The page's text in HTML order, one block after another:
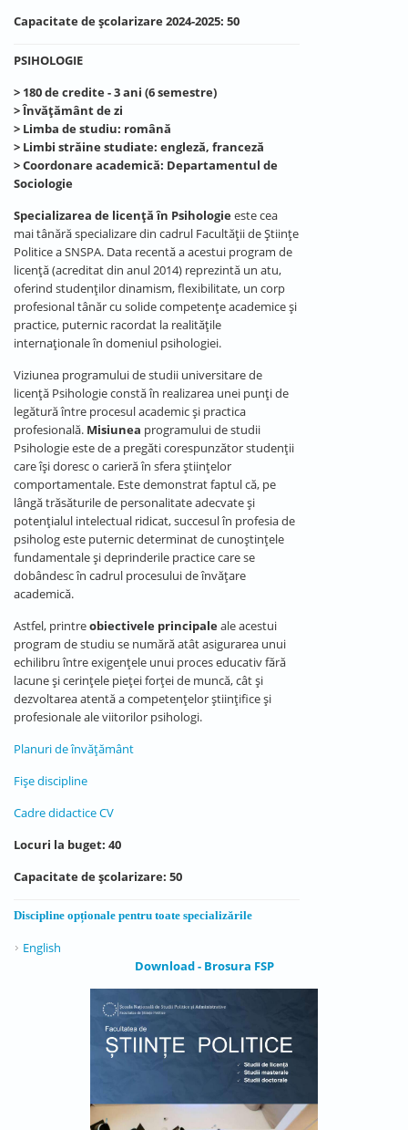
Capacitate de școlarizare 2024-2025: 50
PSIHOLOGIE
> 180 de credite - 3 ani (6 semestre)
> Învățământ de zi
> Limba de studiu: română
> Limbi străine studiate: engleză, franceză
> Coordonare academică: Departamentul de
Sociologie
Specializarea de licență în Psihologieeste cea
mai tânără specializare din cadrul Facultății de Științe
Politice a SNSPA. Data recentă a acestui program de
licență (acreditat din anul 2014) reprezintă un atu,
oferind studenților dinamism, flexibilitate, un corp
profesional tânăr cu solide competențe academice și
practice, puternic racordat la realitățile
internaționale în domeniul psihologiei.
Viziunea programului de studii universitare de
licență Psihologie constă în realizarea unei punți de
legătură între procesul academic și practica
profesională. Misiunea programului de studii
Psihologie este de a pregăti corespunzător studenții
care își doresc o carieră în sfera științelor
comportamentale. Este demonstrat faptul că, pe
lângă trăsăturile de personalitate adecvate și
potențialul intelectual ridicat, succesul în profesia de
psiholog este puternic determinat de cunoștințele
fundamentale și deprinderile practice care se
dobândesc în cadrul procesului de învățare
academică.
Astfel, printreobiectivele principaleale acestui
program de studiu se numără atât asigurarea unui
echilibru între exigențele unui proces educativ fără
lacune și cerințele pieței forței de muncă, cât și
dezvoltarea atentă a competențelor științifice și
profesionale ale viitorilor psihologi.
Planuri de învățământ
Fișe discipline
Cadre didactice CV
Locuri la buget: 40
Capacitate de școlarizare: 50
Discipline opționale pentru toate specializările
English
Download - Brosura FSP